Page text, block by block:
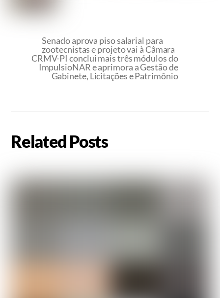
Senado aprova piso salarial para
zootecnistas e projeto vai à Câmara
CRMV-PI conclui mais três módulos do
ImpulsioNAR e aprimora a Gestão de
Gabinete, Licitações e Patrimônio
Related Posts